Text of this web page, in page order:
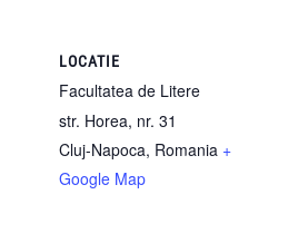
LOCATIE
Facultatea de Litere
str. Horea, nr. 31
Cluj-Napoca, Romania +
Google Map